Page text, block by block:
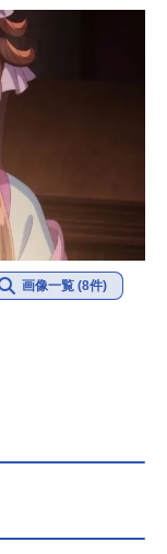
美梨花妃：石
菜小蘭：久野
姶良：Lynn愛
利行神美：深
島本須美スタ
ーロー文庫/イマ
ャラクター原
・シリーズ構
坂明規副監
原優子 千葉美
画像一覧 (8件)